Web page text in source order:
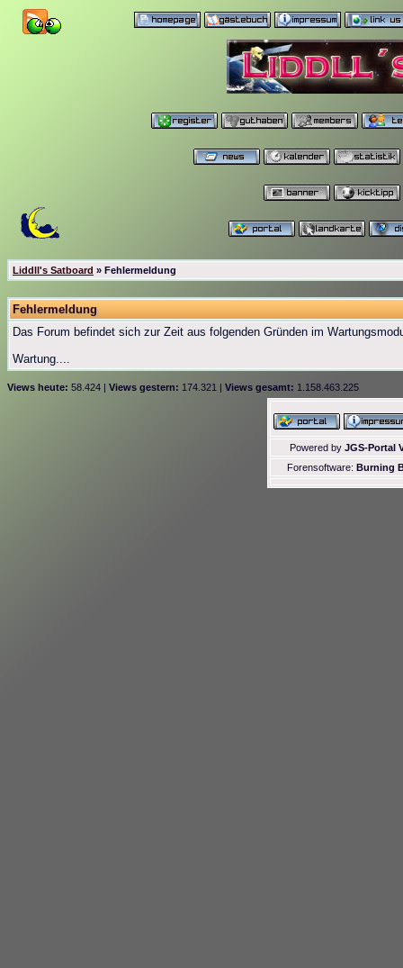
Liddll's Satboard » Fehlermeldung
Fehlermeldung
Das Forum befindet sich zur Zeit aus folgenden Gründen im
Wartung....
Views heute: 58.424 | Views gestern: 174.321 | Views gesamt: 1.158.463.225
Powered by JGS-Portal
Forensoftware: Burning